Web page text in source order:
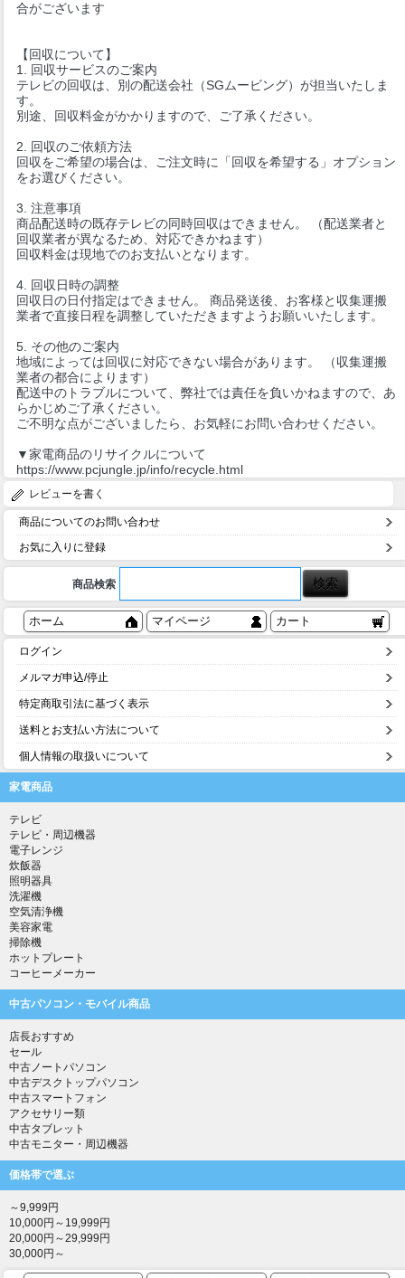
合がございます
【回収について】
1. 回収サービスのご案内
テレビの回収は、別の配送会社（SGムービング）が担当いたしま
す。
別途、回収料金がかかりますので、ご了承ください。
2. 回収のご依頼方法
回収をご希望の場合は、ご注文時に「回収を希望する」オプション
をお選びください。
3. 注意事項
商品配送時の既存テレビの同時回収はできません。 （配送業者と
回収業者が異なるため、対応できかねます）
回収料金は現地でのお支払いとなります。
4. 回収日時の調整
回収日の日付指定はできません。 商品発送後、お客様と収集運搬
業者で直接日程を調整していただきますようお願いいたします。
5. その他のご案内
地域によっては回収に対応できない場合があります。 （収集運搬
業者の都合によります）
配送中のトラブルについて、弊社では責任を負いかねますので、あ
らかじめご了承ください。
ご不明な点がございましたら、お気軽にお問い合わせください。
▼家電商品のリサイクルについて
https://www.pcjungle.jp/info/recycle.html
レビューを書く
商品についてのお問い合わせ
お気に入りに登録
商品検索
ホーム マイページ カート
ログイン
メルマガ申込/停止
特定商取引法に基づく表示
送料とお支払い方法について
個人情報の取扱いについて
家電商品
テレビ
テレビ・周辺機器
電子レンジ
炊飯器
照明器具
洗濯機
空気清浄機
美容家電
掃除機
ホットプレート
コーヒーメーカー
中古パソコン・モバイル商品
店長おすすめ
セール
中古ノートパソコン
中古デスクトップパソコン
中古スマートフォン
アクセサリー類
中古タブレット
中古モニター・周辺機器
価格帯で選ぶ
～9,999円
10,000円～19,999円
20,000円～29,999円
30,000円～